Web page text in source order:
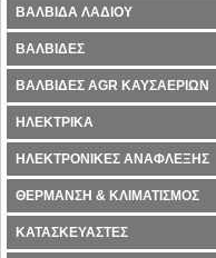
ΒΑΛΒΙΔΑ ΛΑΔΙΟΥ
ΒΑΛΒΙΔΕΣ
ΒΑΛΒΙΔΕΣ AGR ΚΑΥΣΑΕΡΙΩΝ
ΗΛΕΚΤΡΙΚΑ
ΗΛΕΚΤΡΟΝΙΚΕΣ ΑΝΑΦΛΕΞΗΣ
ΘΕΡΜΑΝΣΗ & ΚΛΙΜΑΤΙΣΜΟΣ
ΚΑΤΑΣΚΕΥΑΣΤΕΣ